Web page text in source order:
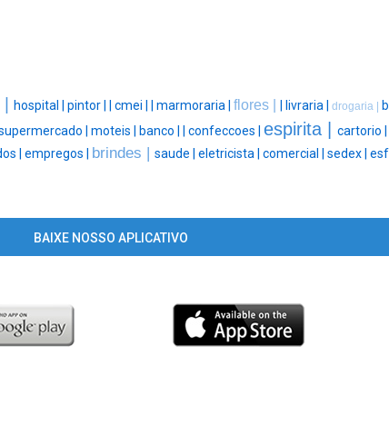
hospital | pintor | cmei | marmoraria | flores | livraria | drogaria |
| moteis | banco | confeccoes | espirita | cartorio |
| empregos | brindes | saude | eletricista | comercial | sedex | esf |
BAIXE NOSSO APLICATIVO